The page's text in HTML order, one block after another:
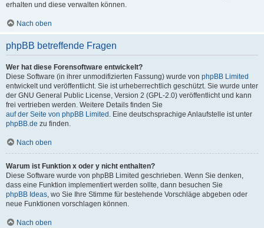
erhalten und diese verwalten können.
Nach oben
phpBB betreffende Fragen
Wer hat diese Forensoftware entwickelt?
Diese Software (in ihrer unmodifizierten Fassung) wurde von phpBB Limited
entwickelt und veröffentlicht. Sie ist urheberrechtlich geschützt. Sie wurde unter
der GNU General Public License, Version 2 (GPL-2.0) veröffentlicht und kann
frei vertrieben werden. Weitere Details finden Sie
auf der Seite von phpBB Limited . Eine deutschsprachige Anlaufstelle ist unter
phpBB.de zu finden.
Nach oben
Warum ist Funktion x oder y nicht enthalten?
Diese Software wurde von phpBB Limited geschrieben. Wenn Sie denken,
dass eine Funktion implementiert werden sollte, dann besuchen Sie
phpBB Ideas, wo Sie Ihre Stimme für bestehende Vorschläge abgeben oder
neue Funktionen vorschlagen können.
Nach oben